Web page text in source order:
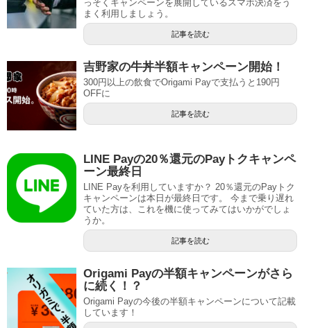
っそくキャンペーンを展開しているスマホ決済をう
まく利用しましょう。
記事を読む
吉野家の牛丼半額キャンペーン開始！
300円以上の飲食でOrigami Payで支払うと190円
OFFに
記事を読む
LINE Payの20％還元のPayトクキャンペ
ーン最終日
LINE Payを利用していますか？ 20％還元のPayトク
キャンペーンは本日が最終日です。 今まで乗り遅れ
ていた方は、これを機に使ってみてはいかがでしょ
うか。
記事を読む
Origami Payの半額キャンペーンがさら
に続く！？
Origami Payの今後の半額キャンペーンについて記載
しています！